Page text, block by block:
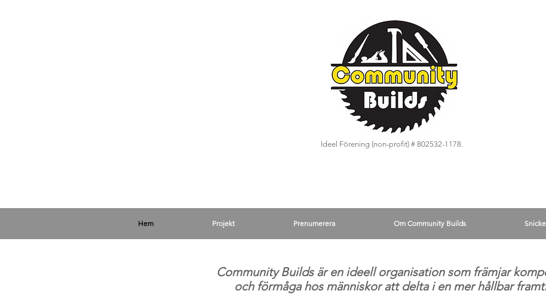
Ideel Förening (non-profit) # 802532-1178.
Community Builds är en ideell organisation som främjar
och förmåga hos människor att delta i en mer hållbar
Hem Projekt Prenumerera Om Community Builds